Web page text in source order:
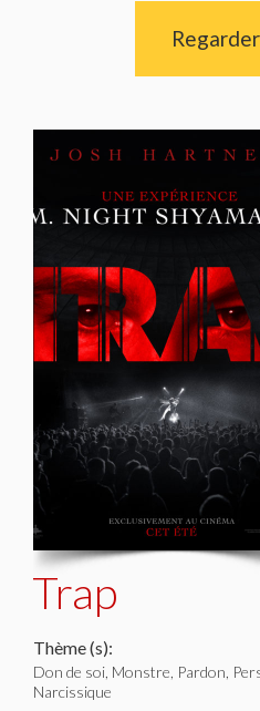
Trap
Thème (s):
Don de soi, Monstre, Pardon,
Narcissique